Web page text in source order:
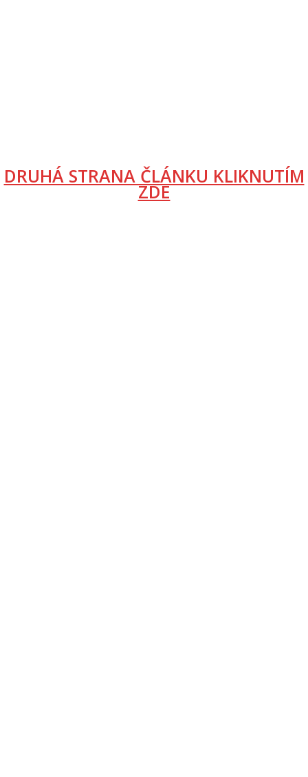
DRUHÁ STRANA ČLÁNKU KLIKNUTÍM
ZDE